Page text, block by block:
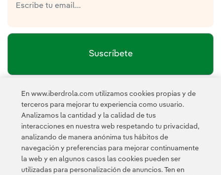
Suscríbete
He leído y acepto lapolítica de privacidad de la
Newsletter
Enlace externo, se abre en ventana nueva.
Esta página está protegida por reCAPTCHA y se aplican la
Política de privacidad Términos de servicio de
En www.iberdrola.com utilizamos cookies propias y de
terceros para mejorar tu experiencia como usuario.
Analizamos la cantidad y la calidad de tus
interacciones en nuestra web respetando tu privacidad,
analizando de manera anónima tus hábitos de
navegación y preferencias para mejorar continuamente
la web y en algunos casos las cookies pueden ser
utilizadas para personalización de anuncios. Ten en